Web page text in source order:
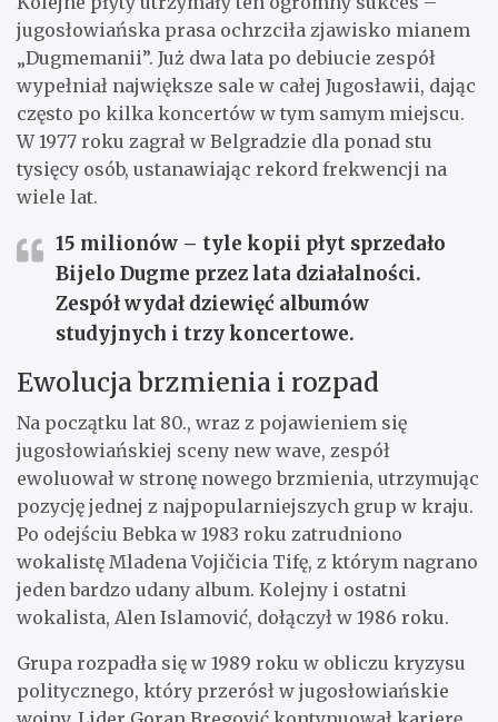
jugosłowiańska prasa ochrzciła zjawisko mianem
„Dugmemanii”. Już dwa lata po debiucie zespół
wypełniał największe sale w całej Jugosławii, dając
często po kilka koncertów w tym samym miejscu.
W 1977 roku zagrał w Belgradzie dla ponad stu
tysięcy osób, ustanawiając rekord frekwencji na
wiele lat.
15 milionów – tyle kopii płyt sprzedało
Bijelo Dugme przez lata działalności.
Zespół wydał dziewięć albumów
studyjnych i trzy koncertowe.
Ewolucja brzmienia i rozpad
Na początku lat 80., wraz z pojawieniem się
jugosłowiańskiej sceny new wave, zespół
ewoluował w stronę nowego brzmienia, utrzymując
pozycję jednej z najpopularniejszych grup w kraju.
Po odejściu Bebka w 1983 roku zatrudniono
wokalistę Mladena Vojičicia Tifę, z którym nagrano
jeden bardzo udany album. Kolejny i ostatni
wokalista, Alen Islamović, dołączył w 1986 roku.
Grupa rozpadła się w 1989 roku w obliczu kryzysu
politycznego, który przerósł w jugosłowiańskie